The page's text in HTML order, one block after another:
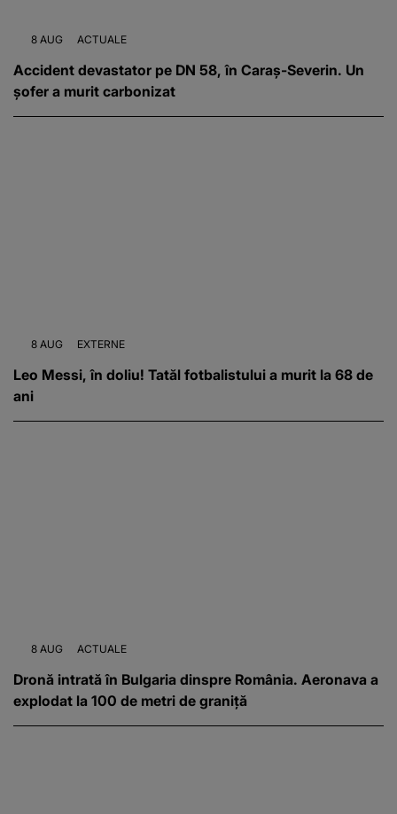
8 AUG ACTUALE
Accident devastator pe DN 58, în Caraș-Severin. Un
șofer a murit carbonizat
8 AUG EXTERNE
Leo Messi, în doliu! Tatăl fotbalistului a murit la 68 de
ani
8 AUG ACTUALE
Dronă intrată în Bulgaria dinspre România. Aeronava a
explodat la 100 de metri de graniță